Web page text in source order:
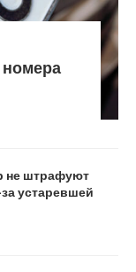
не штрафуют
устаревшей